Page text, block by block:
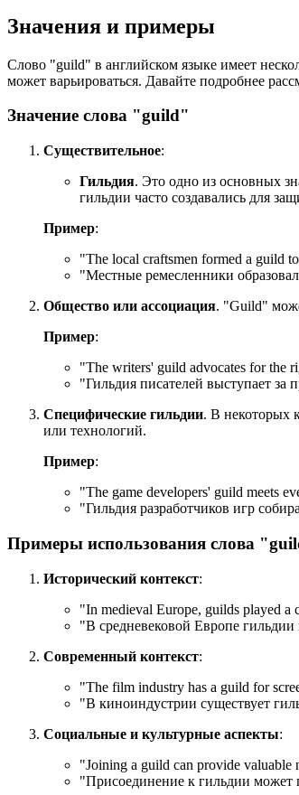
Значения и примеры
Слово "guild" в английском языке имеет
может варьироваться. Давайте подробнее
Значение слова "guild"
Существительное:
Гильдия. Это одно из основных
гильдии часто создавались для
Пример:
"The local craftsmen formed a guild
"Местные ремесленники
Общество или ассоциация. "Guild"
Пример:
"The writers' guild advocates for the
"Гильдия писателей выступает за
Специфические гильдии. В некоторых
или технологий.
Пример:
"The game developers' guild meets
"Гильдия разработчиков игр
Примеры использования слова
Исторический контекст:
"In medieval Europe, guilds played a
"В средневековой Европе
Современный контекст:
"The film industry has a guild for
"В киноиндустрии существует
Социальные и культурные аспекты:
"Joining a guild can provide valuable
"Присоединение к гильдии может